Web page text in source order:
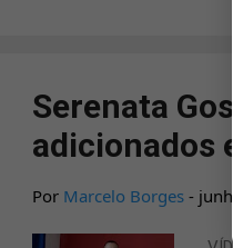
vezes.
Culture:
Serenata
adicionados
Por Marcelo Borges -